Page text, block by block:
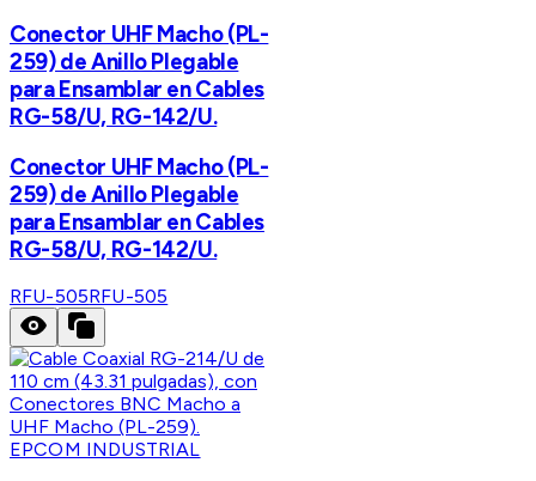
Conector UHF Macho (PL-
259) de Anillo Plegable
para Ensamblar en Cables
RG-58/U, RG-142/U.
Conector UHF Macho (PL-
259) de Anillo Plegable
para Ensamblar en Cables
RG-58/U, RG-142/U.
RFU-505RFU-505
EPCOM INDUSTRIAL